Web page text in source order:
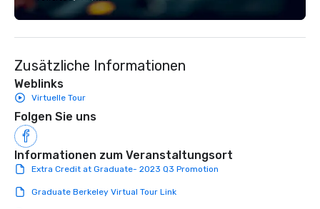
connection, boost engagement, and
leave participants with new skills
programs, birthday parties,
anniversary celebrations, rehearsal
dinners, holiday events, client
connections. We handle everything
from ingredient sourcing to
instruction, making your event
planning seamless.
seniority, and
Zusätzliche Informationen
Weblinks
Virtuelle Tour
Folgen Sie uns
Informationen zum Veranstaltungsort
Extra Credit at Graduate- 2023 Q3 Promotion
Graduate Berkeley Virtual Tour Link